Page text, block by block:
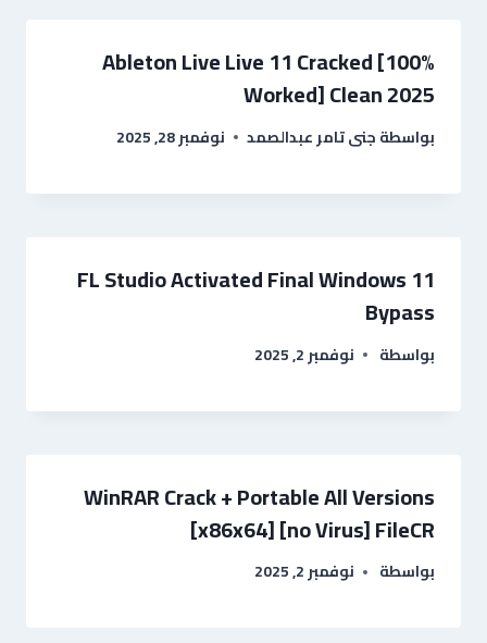
Ableton Live Live 11 Cracked [100%
Worked] Clean 2025
بواسطةجنى تامر عبدالصمد نوفمبر 28, 2025
FL Studio Activated Final Windows 11
Bypass
بواسطة نوفمبر 2, 2025
WinRAR Crack + Portable All Versions
[x86x64] [no Virus] FileCR
بواسطة نوفمبر 2, 2025